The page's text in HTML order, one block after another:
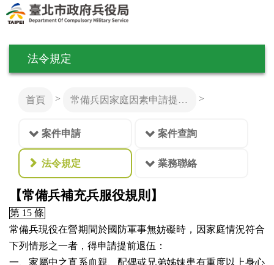
法令規定
首頁 > 常備兵因家庭因素申請提前退伍 >
案件申請 案件查詢
法令規定 業務聯絡
【常備兵補充兵服役規則】
第 15 條
常備兵現役在營期間於國防軍事無妨礙時，因家庭情況符合
下列情形之一者，得申請提前退伍：
一、家屬中之直系血親、配偶或兄弟姊妹患有重度以上身心